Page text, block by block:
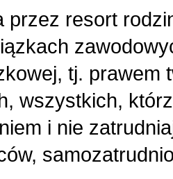
przez resort
tj. prawem
wszystkich,
i nie